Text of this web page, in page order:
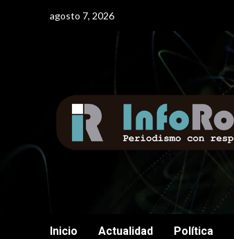
agosto 7, 2026
Inicio Actualidad Política